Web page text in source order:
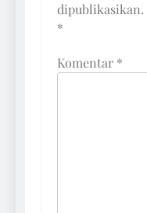
dipublikasikan.
*
Komentar *